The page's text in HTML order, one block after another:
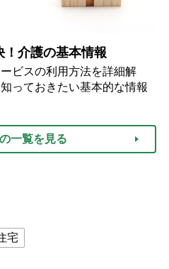
介護の基本情報
ビスの利用方法を詳細解
っておきたい基本的な情報
一覧を見る
宅